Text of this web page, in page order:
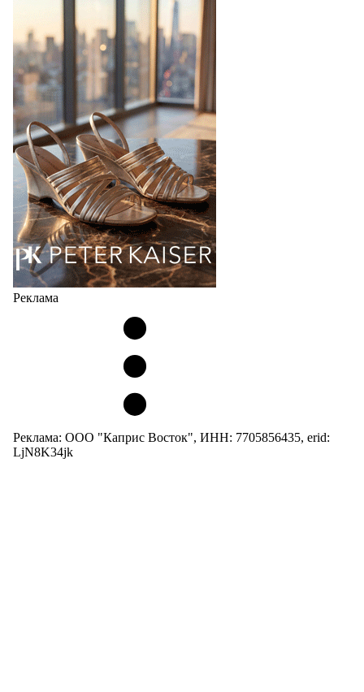
Bubble
Популярный силуэт бренда,1999 года выпуска,
соответствует сегодняшнему тренду на
сникерины (гибридный вариант балеток и
кроссовок обтекаемой формы и с тонкой подошвой).
Но в модели Miu Miu Bubble присутствует еще и…
05.08.2026 3248
Реклама
Реклама: ООО "Каприс Восток", ИНН: 7705856435, erid:
LjN8K34jk